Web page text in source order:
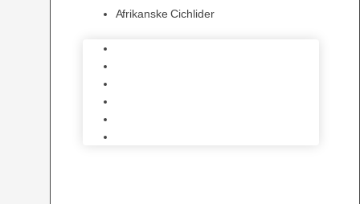
Afrikanske Cichlider